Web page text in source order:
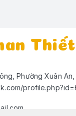
Thiết
Phường Xuân